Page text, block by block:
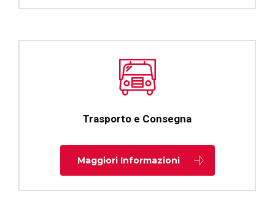
Trasporto e Consegna
Maggiori Informazioni